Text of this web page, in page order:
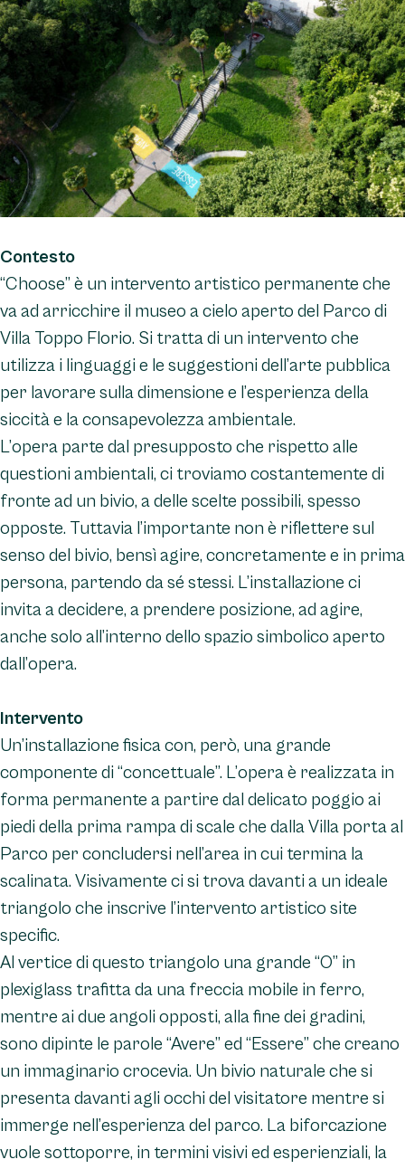
Contesto
“Choose” è un intervento artistico permanente che
va ad arricchire il museo a cielo aperto del Parco di
Villa Toppo Florio. Si tratta di un intervento che
utilizza i linguaggi e le suggestioni dell’arte pubblica
per lavorare sulla dimensione e l’esperienza della
siccità e la consapevolezza ambientale.
L’opera parte dal presupposto che rispetto alle
questioni ambientali, ci troviamo costantemente di
fronte ad un bivio, a delle scelte possibili, spesso
opposte. Tuttavia l’importante non è riflettere sul
senso del bivio, bensì agire, concretamente e in prima
persona, partendo da sé stessi. L’installazione ci
invita a decidere, a prendere posizione, ad agire,
anche solo all’interno dello spazio simbolico aperto
dall’opera.
Intervento
Un’installazione fisica con, però, una grande
componente di “concettuale”. L’opera è realizzata in
forma permanente a partire dal delicato poggio ai
piedi della prima rampa di scale che dalla Villa porta al
Parco per concludersi nell’area in cui termina la
scalinata. Visivamente ci si trova davanti a un ideale
triangolo che inscrive l’intervento artistico site
specific.
Al vertice di questo triangolo una grande “O” in
plexiglass trafitta da una freccia mobile in ferro,
mentre ai due angoli opposti, alla fine dei gradini,
sono dipinte le parole “Avere” ed “Essere” che creano
un immaginario crocevia. Un bivio naturale che si
presenta davanti agli occhi del visitatore mentre si
immerge nell’esperienza del parco. La biforcazione
vuole sottoporre, in termini visivi ed esperienziali, la